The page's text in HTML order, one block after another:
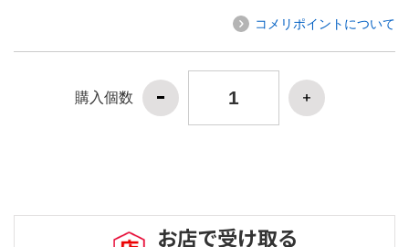
コメリポイントについて
購入個数
お店で受け取る